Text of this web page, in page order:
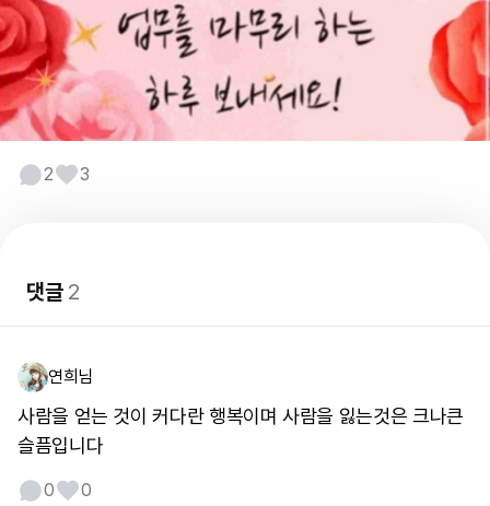
2 3
댓글2
연희님
사람을 얻는 것이 커다란 행복이며 사람을 잃는것은 크나큰
슬픔입니다
0 0